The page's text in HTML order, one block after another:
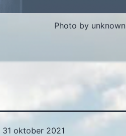
Photo by unknown
31 oktober 2021